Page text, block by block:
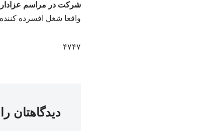
شرکت در مراسم
واقعا شغل افسرده
۴۷۴۷
دیدگاهتان